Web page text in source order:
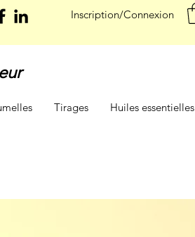
Inscription/Connexion
Tirages Huiles essentielles